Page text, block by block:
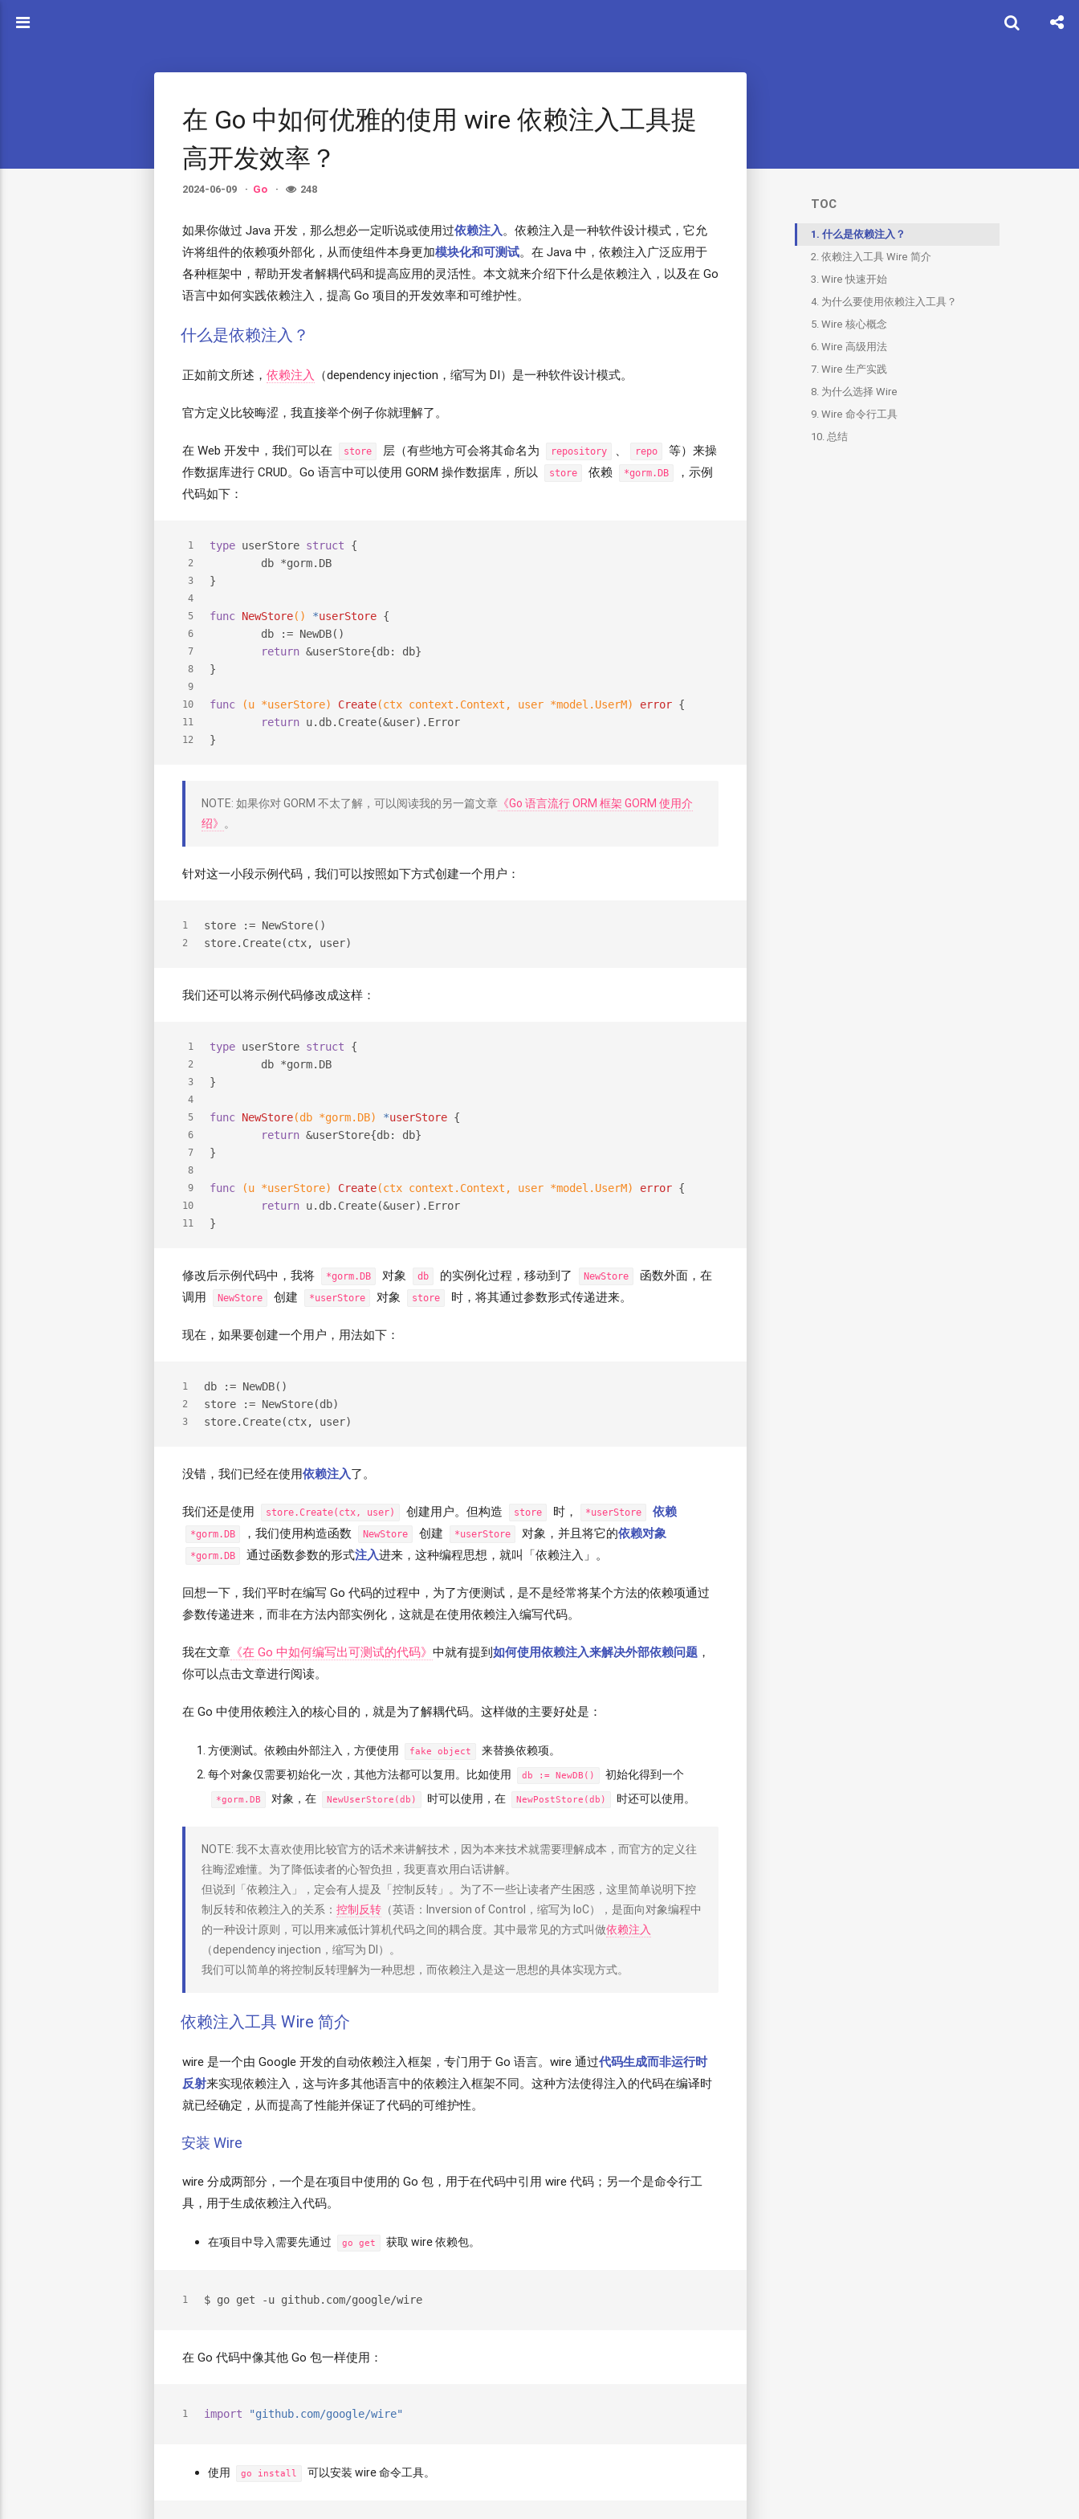
TOC
1. 什么是依赖注入？
2.依赖注入工具 Wire 简介
2.1.安装 Wire
3.Wire 快速开始
4. 为什么要使用依赖注入工具？
5.Wire 核心概念
6.Wire 高级用法
6.1.injector 函数参数和返回错误
6.2.使用 ProviderSet 进行分组
6.3.使用 Struct 定制 Provider
6.4.使用 Struct 字段作为 Provider
7.Wire 生产实践
8. 为什么选择 Wire
9.Wire 命令行工具
10.总结
在 Go 中如何优雅的使用 wire 依赖注入工具提
高开发效率？
2024-06-09 Go 248
如果你做过 Java 开发，那么想必一定听说或使用过依赖注入。依赖注入是一种软件设计模式，它允
许将组件的依赖项外部化，从而使组件本身更加模块化和可测试。在 Java 中，依赖注入广泛应用于
各种框架中，帮助开发者解耦代码和提高应用的灵活性。本文就来介绍下什么是依赖注入，以及在 Go
语言中如何实践依赖注入，提高 Go 项目的开发效率和可维护性。
什么是依赖注入？
正如前文所述， 依赖注入 （dependency injection，缩写为 DI）是一种软件设计模式。
官方定义比较晦涩，我直接举个例子你就理解了。
在 Web 开发中，我们可以在 store 层（有些地方可会将其命名为 repository 、 repo
等）来操
作数据库进行 CRUD。Go 语言中可以使用 GORM 操作数据库，所以
store 依赖 *gorm.DB
，示例
代码如下：
1
2
3
4
5
6
7
8
9
10
11
12
type userStore struct {
	db *gorm.DB
}
func NewStore() *userStore {
	db := NewDB()
return &userStore{db: db}
}
func (u *userStore) Create(ctx context.Context, user *model.UserM) error {
return u.db.Create(&user).Error
}
NOTE: 如果你对 GORM 不太了解，可以阅读我的另一篇文章 《Go 语言流行 ORM 框架 GORM 使用介
绍》 。
针对这一小段示例代码，我们可以按照如下方式创建一个用户：
1
2
store := NewStore()
store.Create(ctx, user)
我们还可以将示例代码修改成这样：
1
2
3
4
5
6
7
8
9
10
11
type userStore struct {
	db *gorm.DB
}
func NewStore(db *gorm.DB) *userStore {
return &userStore{db: db}
}
func (u *userStore) Create(ctx context.Context, user *model.UserM) error {
return u.db.Create(&user).Error
}
修改后示例代码中，我将 *gorm.DB 对象 db 的实例化过程，移动到了 NewStore
函数外面，在
调用
NewStore 创建 *userStore 对象 store 时，将其通过参数形式传递进来。
现在，如果要创建一个用户，用法如下：
1
2
3
db := NewDB()
store := NewStore(db)
store.Create(ctx, user)
没错，我们已经在使用依赖注入了。
我们还是使用 store.Create(ctx, user) 创建用户。但构造 store 时， *userStore 依赖
*gorm.DB ，我们使用构造函数 NewStore 创建 *userStore 对象，并且将它的依赖对象
*gorm.DB 通过函数参数的形式注入进来，这种编程思想，就叫「依赖注入」。
回想一下，我们平时在编写 Go 代码的过程中，为了方便测试，是不是经常将某个方法的依赖项通过
参数传递进来，而非在方法内部实例化，这就是在使用依赖注入编写代码。
我在文章 《在 Go 中如何编写出可测试的代码》 中就有提到如何使用依赖注入来解决外部依赖问题 ，
你可以点击文章进行阅读。
在 Go 中使用依赖注入的核心目的，就是为了解耦代码。这样做的主要好处是：
方便测试。依赖由外部注入，方便使用 fake object
来替换依赖项。
每个对象仅需要初始化一次，其他方法都可以复用。比如使用
db := NewDB() 初始化得到一个
*gorm.DB 对象，在 NewUserStore(db) 时可以使用，在 NewPostStore(db) 时还可以使用。
NOTE: 我不太喜欢使用比较官方的话术来讲解技术，因为本来技术就需要理解成本，而官方的定义往
往晦涩难懂。为了降低读者的心智负担，我更喜欢用白话讲解。
但说到「依赖注入」，定会有人提及「控制反转」。为了不一些让读者产生困惑，这里简单说明下控
制反转和依赖注入的关系： 控制反转 （英语：Inversion of Control，缩写为 IoC），是面向对象编程中
的一种设计原则，可以用来减低计算机代码之间的耦合度。其中最常见的方式叫做依赖注入
（dependency injection，缩写为 DI）。
我们可以简单的将控制反转理解为一种思想，而依赖注入是这一思想的具体实现方式。
依赖注入工具 Wire 简介
wire 是一个由 Google 开发的自动依赖注入框架，专门用于 Go 语言。wire 通过代码生成而非运行时
反射来实现依赖注入，这与许多其他语言中的依赖注入框架不同。这种方法使得注入的代码在编译时
就已经确定，从而提高了性能并保证了代码的可维护性。
安装 Wire
wire 分成两部分，一个是在项目中使用的 Go 包，用于在代码中引用 wire 代码；另一个是命令行工
具，用于生成依赖注入代码。
在项目中导入需要先通过 go get 获取 wire 依赖包。
1 $ go get -u github.com/google/wire
在 Go 代码中像其他 Go 包一样使用：
1 import "github.com/google/wire"
使用 go install 可以安装 wire 命令工具。